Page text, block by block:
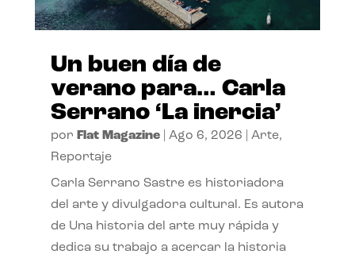
Un buen día de
verano para… Carla
Serrano ‘La inercia’
por Flat Magazine| Ago 6, 2026 Arte,
Reportaje
Carla Serrano Sastre es historiadora
del arte y divulgadora cultural. Es autora
de Una historia del arte muy rápida y
dedica su trabajo a acercar la historia